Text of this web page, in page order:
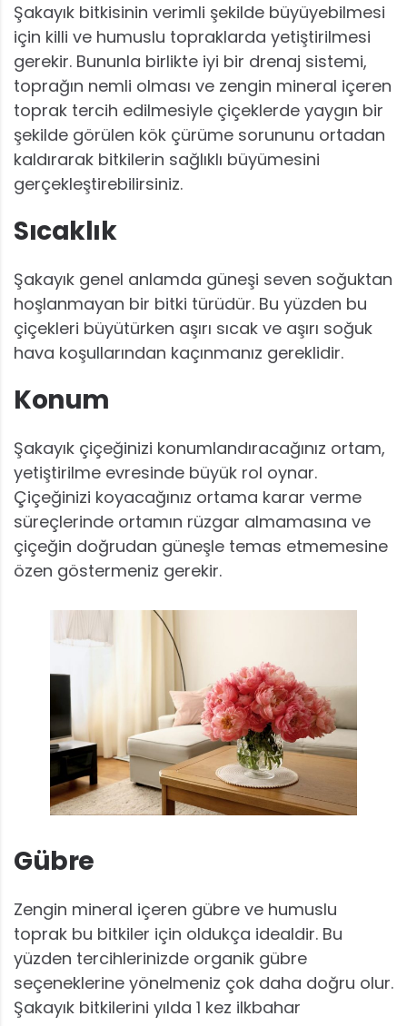
Şakayık bitkisinin verimli şekilde büyüyebilmesi
için killi ve humuslu topraklarda yetiştirilmesi
gerekir. Bununla birlikte iyi bir drenaj sistemi,
toprağın nemli olması ve zengin mineral içeren
toprak tercih edilmesiyle çiçeklerde yaygın bir
şekilde görülen kök çürüme sorununu ortadan
kaldırarak bitkilerin sağlıklı büyümesini
gerçekleştirebilirsiniz.
Sıcaklık
Şakayık genel anlamda güneşi seven soğuktan
hoşlanmayan bir bitki türüdür. Bu yüzden bu
çiçekleri büyütürken aşırı sıcak ve aşırı soğuk
hava koşullarından kaçınmanız gereklidir.
Konum
Şakayık çiçeğinizi konumlandıracağınız ortam,
yetiştirilme evresinde büyük rol oynar.
Çiçeğinizi koyacağınız ortama karar verme
süreçlerinde ortamın rüzgar almamasına ve
çiçeğin doğrudan güneşle temas etmemesine
özen göstermeniz gerekir.
Gübre
Zengin mineral içeren gübre ve humuslu
toprak bu bitkiler için oldukça idealdir. Bu
yüzden tercihlerinizde organik gübre
seçeneklerine yönelmeniz çok daha doğru olur.
Şakayık bitkilerini yılda 1 kez ilkbahar